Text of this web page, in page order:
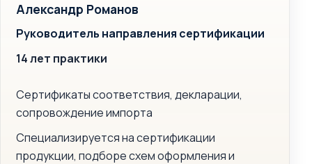
Александр Романов
Руководитель направления сертификации
14 лет практики
Сертификаты соответствия, декларации,
сопровождение импорта
Специализируется на сертификации
продукции, подборе схем оформления и